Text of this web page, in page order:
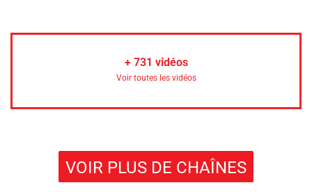
+ 731 vidéos
Voir toutes les vidéos
VOIR PLUS DE CHAÎNES